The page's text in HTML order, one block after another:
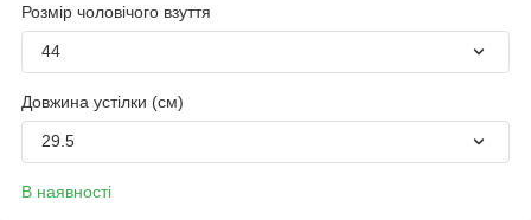
Розмір чоловічого взуття
44
Довжина устілки (см)
29.5
В наявності